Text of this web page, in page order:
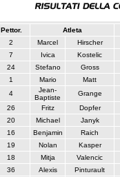
Pettor.
Atleta
2 Marcel
Hirscher
7 Ivica
Kostelic
24 Stefano
Gross
1 Mario
Matt
4
Jean-
Baptiste
Grange
26 Fritz
Dopfer
20 Michael
Janyk
16 Benjamin
Raich
19 Nolan
Kasper
18 Mitja
Valencic
36 Alexis
Pinturault